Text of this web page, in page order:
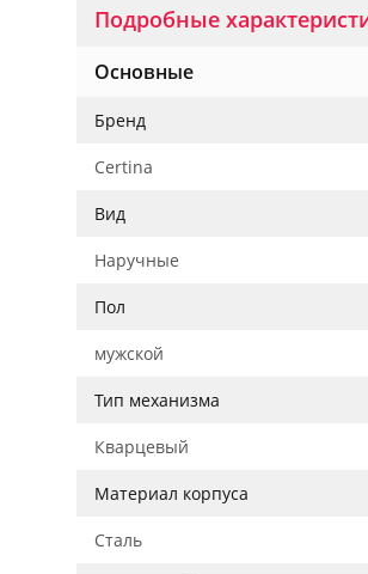
Подробные
Основные
Бренд
Certina
Вид
Наручные
Пол
мужской
Тип механизма
Кварцевый
Материал корпуса
Сталь